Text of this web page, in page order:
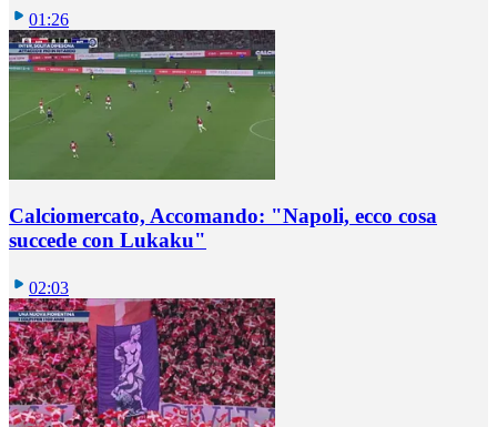
01:26
Calciomercato, Accomando: "Napoli, ecco cosa
succede con Lukaku"
02:03